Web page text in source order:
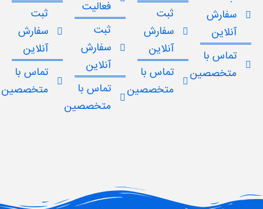
سفارش
آنلاین
تماس با
متخصصین
ثبت
سفارش
آنلاین
تماس با
متخصصین
فعالیت
ثبت
سفارش
آنلاین
تماس با
متخصصین
ثبت
سفارش
آنلاین
تماس با
متخصصین